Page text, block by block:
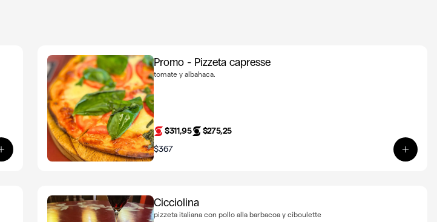
Ver producto: Promo - Pizzeta rucula
Promo - Pizzeta capresse
tomate y albahaca.
$311,95 $275,25
$367
Ver
Cicciolina
pizzeta italiana con pollo alla barbacoa y ciboulette